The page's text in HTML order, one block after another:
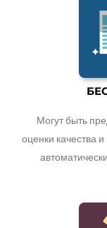
Могут быть
оценки качества